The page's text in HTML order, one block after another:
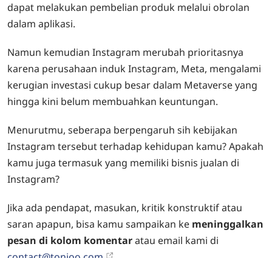
dapat melakukan pembelian produk melalui obrolan
dalam aplikasi.
Namun kemudian Instagram merubah prioritasnya
karena perusahaan induk Instagram, Meta, mengalami
kerugian investasi cukup besar dalam Metaverse yang
hingga kini belum membuahkan keuntungan.
Menurutmu, seberapa berpengaruh sih kebijakan
Instagram tersebut terhadap kehidupan kamu? Apakah
kamu juga termasuk yang memiliki bisnis jualan di
Instagram?
Jika ada pendapat, masukan, kritik konstruktif atau
saran apapun, bisa kamu sampaikan ke meninggalkan
pesan di kolom komentaratau email kami di